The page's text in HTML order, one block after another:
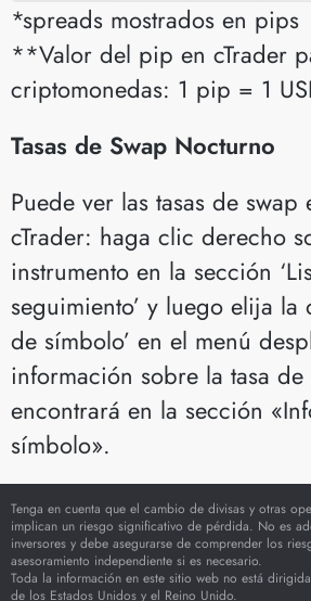
*spreads mostrados en pips
**Valor del pip en cTrader
criptomonedas: 1 pip = 1
Tasas de Swap Nocturno
Puede ver las tasas de swap
cTrader: haga clic derecho
instrumento en la sección
seguimiento’ y luego elija la
de símbolo’ en el menú
información sobre la tasa de
encontrará en la sección
símbolo».
Tenga en cuenta que el cambio de divisas y otras
implican un riesgo significativo de pérdida. No es
inversores y debe asegurarse de comprender los
asesoramiento independiente si es necesario.
Toda la información en este sitio web no está
de los Estados Unidos y el Reino Unido.